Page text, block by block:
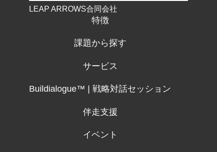
LEAP ARROWS合同会社
特徴
課題から探す
サービス
Buildialogue™ | 戦略対話セッション
伴走支援
イベント